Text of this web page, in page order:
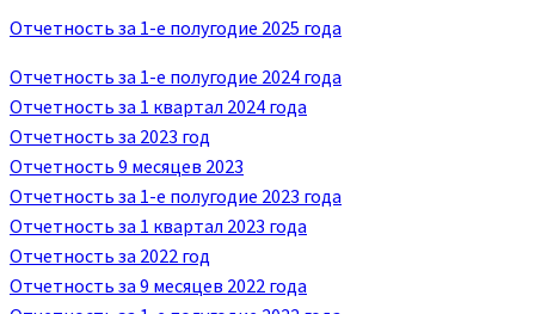
Отчетность за 1-е полугодие 2025 года
Отчетность за 1-е полугодие 2024 года
Отчетность за 1 квартал 2024 года
Отчетность за 2023 год
Отчетность 9 месяцев 2023
Отчетность за 1-е полугодие 2023 года
Отчетность за 1 квартал 2023 года
Отчетность за 2022 год
Отчетность за 9 месяцев 2022 года